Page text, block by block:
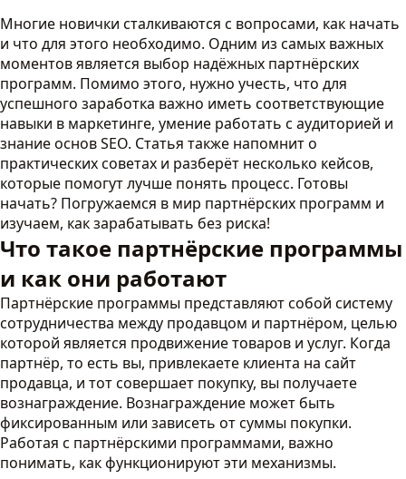
Многие новички сталкиваются с вопросами, как начать
и что для этого необходимо. Одним из самых важных
моментов является выбор надёжных партнёрских
программ. Помимо этого, нужно учесть, что для
успешного заработка важно иметь соответствующие
навыки в маркетинге, умение работать с аудиторией и
знание основ SEO. Статья также напомнит о
практических советах и разберёт несколько кейсов,
которые помогут лучше понять процесс. Готовы
начать? Погружаемся в мир партнёрских программ и
изучаем, как зарабатывать без риска!
Что такое партнёрские программы
и как они работают
Партнёрские программы представляют собой систему
сотрудничества между продавцом и партнёром, целью
которой является продвижение товаров и услуг. Когда
партнёр, то есть вы, привлекаете клиента на сайт
продавца, и тот совершает покупку, вы получаете
вознаграждение. Вознаграждение может быть
фиксированным или зависеть от суммы покупки.
Работая с партнёрскими программами, важно
понимать, как функционируют эти механизмы.